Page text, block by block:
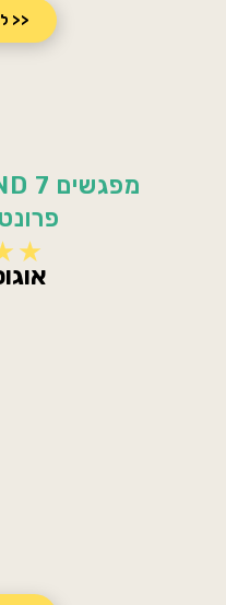
לחצו לפרטים >>
אוגוסט